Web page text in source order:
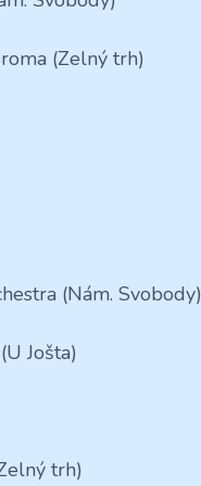
(Zelný trh)
(Nám. Svobody)
Jošta)
trh)